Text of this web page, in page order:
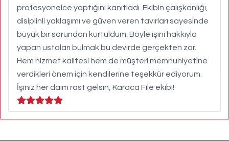
profesyonelce yaptığını kanıtladı. Ekibin çalışkanlığı,
disiplinli yaklaşımı ve güven veren tavırları sayesinde
büyük bir sorundan kurtuldum. Böyle işini hakkıyla
yapan ustaları bulmak bu devirde gerçekten zor.
Hem hizmet kalitesi hem de müşteri memnuniyetine
verdikleri önem için kendilerine teşekkür ediyorum.
İşiniz her daim rast gelsin, Karaca File ekibi!